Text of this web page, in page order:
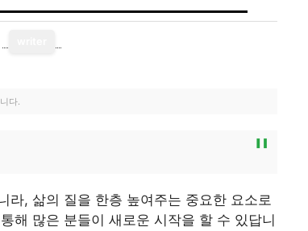
다.
라, 삶의 질을 한층 높여주는 중요한 요소로
해 많은 분들이 새로운 시작을 할 수 있답니